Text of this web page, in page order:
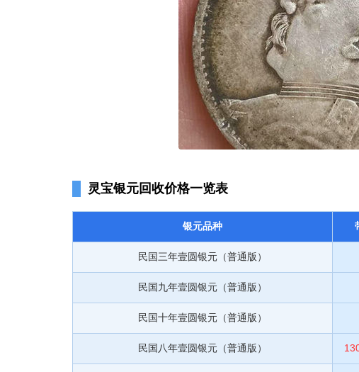
灵宝银元回收价格一览表
银元品种
民国三年壹圆银元（普通版）
民国九年壹圆银元（普通版）
民国十年壹圆银元（普通版）
民国八年壹圆银元（普通版）